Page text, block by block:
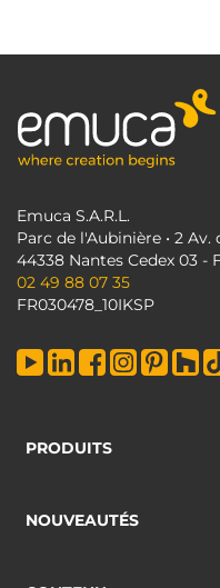
Emuca S.A.R.L.
Parc de l'Aubinière • 2
44338 Nantes Cedex 03 -
02 49 88 07 35
FR030478_10IKSP
PRODUITS
NOUVEAUTÉS